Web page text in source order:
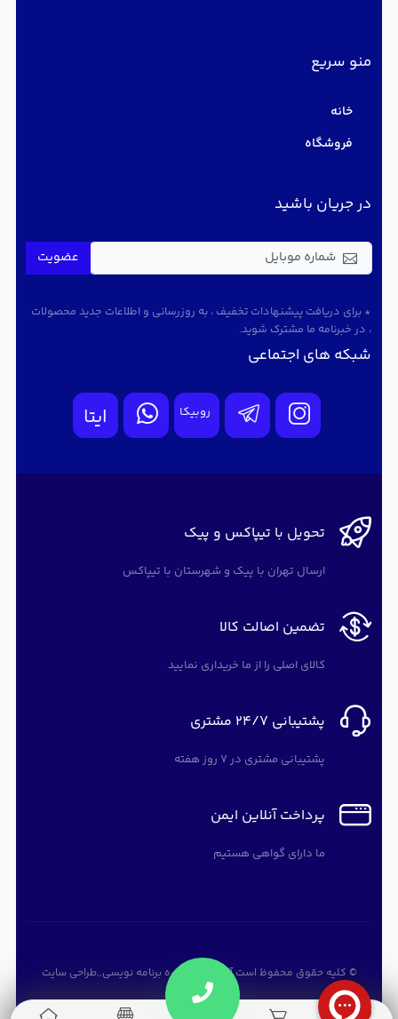
منو سریع
خانه
فروشگاه
در جریان باشید
عضویت
* برای دریافت پیشنهادات تخفیف ، به روزرسانی و اطلاعات جدید محصولات
، در خبرنامه ما مشترک شوید.
شبکه های اجتماعی
روبیکا ایتا
تحویل با تیپاکس و پیک
ارسال تهران با پیک و شهرستان با تیپاکس
تضمین اصالت کالا
کالای اصلی را از ما خریداری نمایید
پشتیبانی 24/7 مشتری
پشتیبانی مشتری در 7 روز هفته
پرداخت آنلاین ایمن
ما دارای گواهی هستیم
© کلیه حقوق محفوظ استآرته سافت دوره برنامه نویسی,,طراحی سایت
0